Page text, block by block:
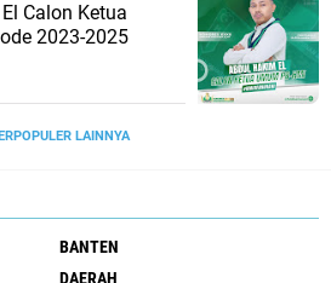
Calon Ketua
2023-2025
LAINNYA
BANTEN
DAERAH